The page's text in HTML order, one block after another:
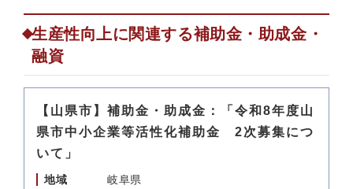
生産性向上に関連する補助金・助成金・
融資
【山県市】補助金・助成金：「令和8年度山
県市中小企業等活性化補助金 2次募集につ
いて」
地域 岐阜県